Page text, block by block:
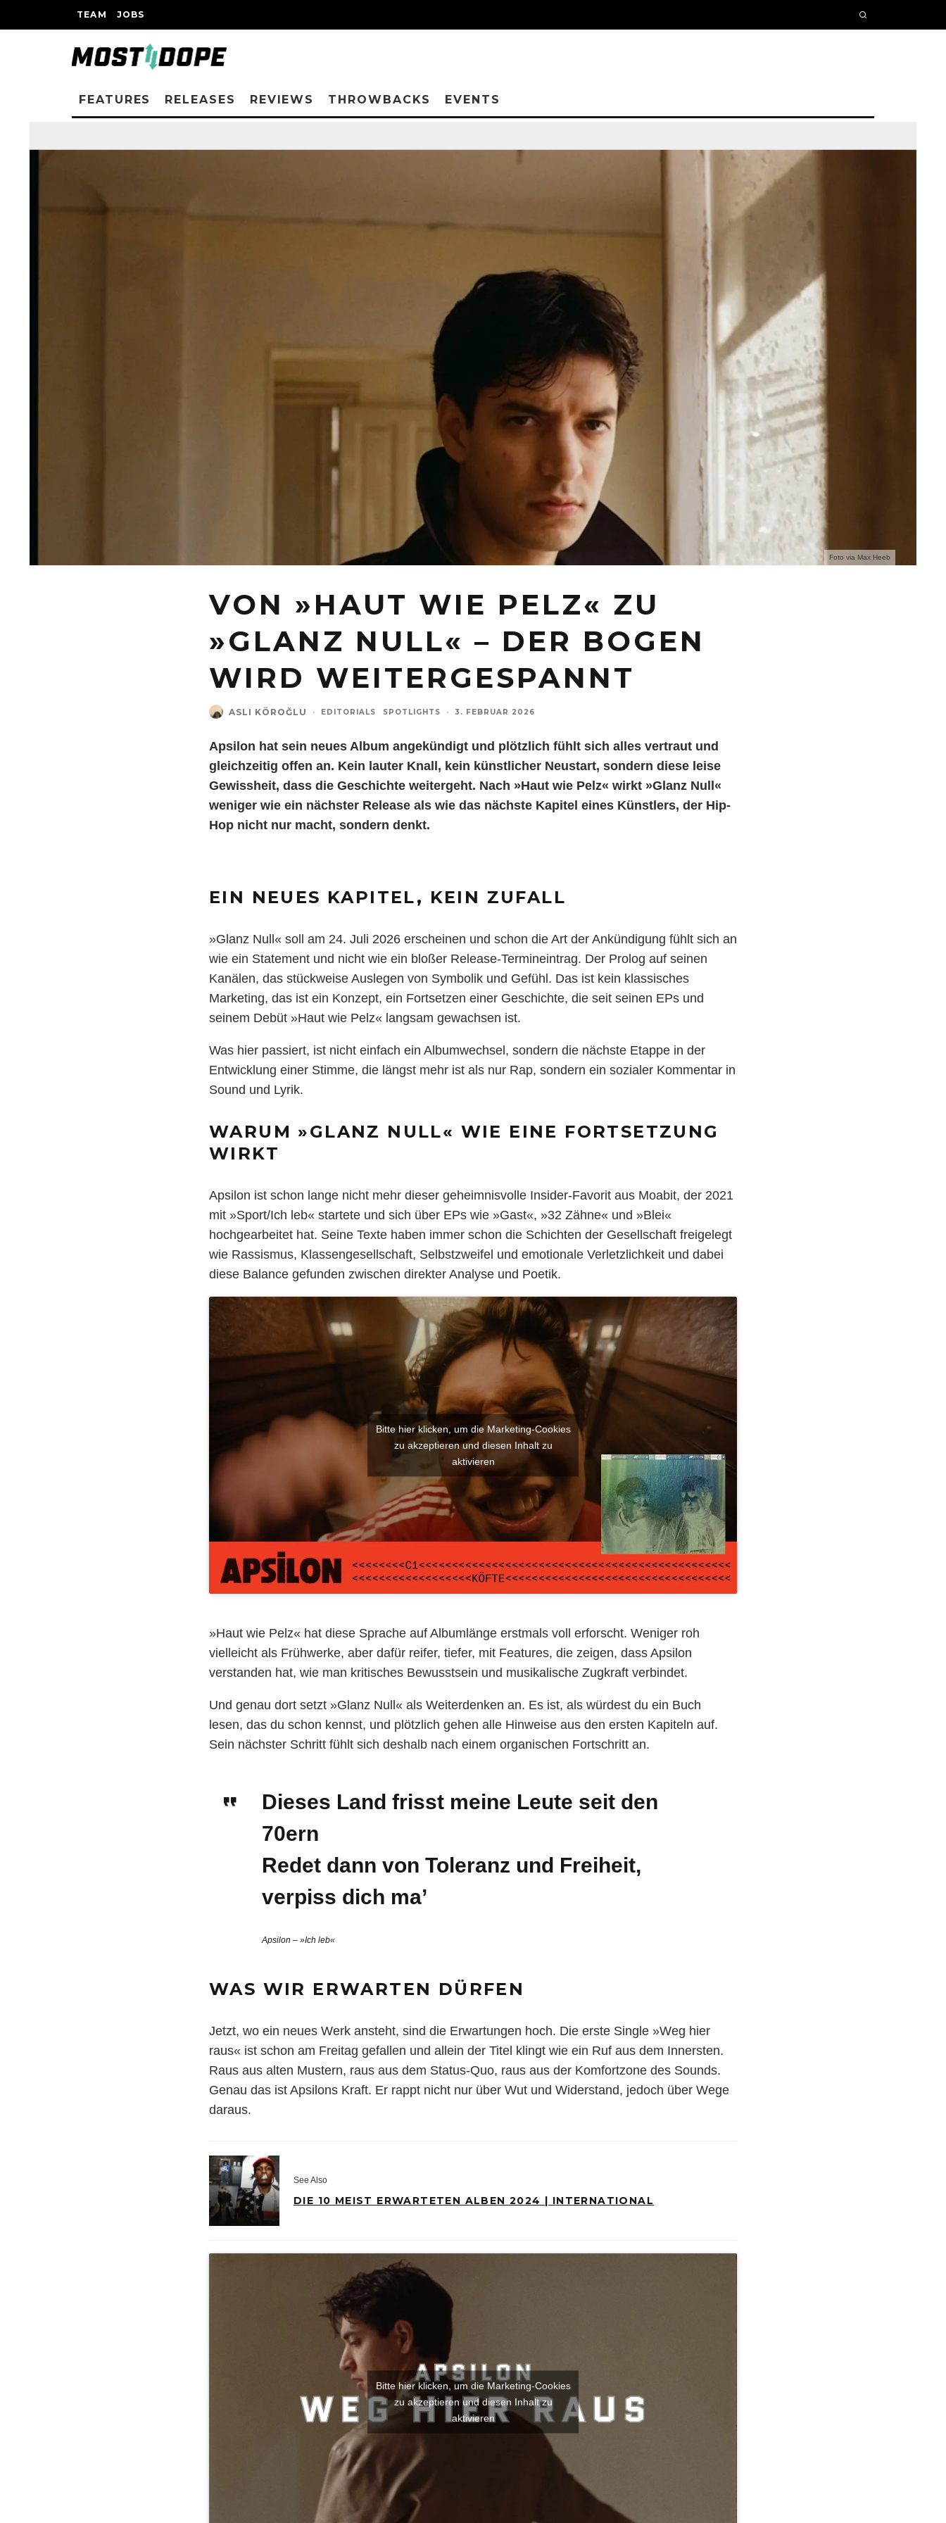
TEAM JOBS
FEATURES RELEASES REVIEWS THROWBACKS EVENTS
Foto via Max Heeb
VON »HAUT WIE PELZ« ZU
»GLANZ NULL« – DER BOGEN
WIRD WEITERGESPANNT
ASLI KÖROĞLU · EDITORIALS SPOTLIGHTS · 3. FEBRUAR 2026
Apsilon hat sein neues Album angekündigt und plötzlich fühlt sich alles vertraut und
gleichzeitig offen an. Kein lauter Knall, kein künstlicher Neustart, sondern diese leise
Gewissheit, dass die Geschichte weitergeht. Nach »Haut wie Pelz« wirkt »Glanz Null«
weniger wie ein nächster Release als wie das nächste Kapitel eines Künstlers, der Hip-
Hop nicht nur macht, sondern denkt.
EIN NEUES KAPITEL, KEIN ZUFALL
»Glanz Null« soll am 24. Juli 2026 erscheinen und schon die Art der Ankündigung fühlt sich an
wie ein Statement und nicht wie ein bloßer Release-Termineintrag. Der Prolog auf seinen
Kanälen, das stückweise Auslegen von Symbolik und Gefühl. Das ist kein klassisches
Marketing, das ist ein Konzept, ein Fortsetzen einer Geschichte, die seit seinen EPs und
seinem Debüt »Haut wie Pelz« langsam gewachsen ist.
Was hier passiert, ist nicht einfach ein Albumwechsel, sondern die nächste Etappe in der
Entwicklung einer Stimme, die längst mehr ist als nur Rap, sondern ein sozialer Kommentar in
Sound und Lyrik.
WARUM »GLANZ NULL« WIE EINE FORTSETZUNG
WIRKT
Apsilon ist schon lange nicht mehr dieser geheimnisvolle Insider-Favorit aus Moabit, der 2021
mit »Sport/Ich leb« startete und sich über EPs wie »Gast«, »32 Zähne« und »Blei«
hochgearbeitet hat. Seine Texte haben immer schon die Schichten der Gesellschaft freigelegt
wie Rassismus, Klassengesellschaft, Selbstzweifel und emotionale Verletzlichkeit und dabei
diese Balance gefunden zwischen direkter Analyse und Poetik.
Bitte hier klicken, um die Marketing-Cookies
zu akzeptieren und diesen Inhalt zu
aktivieren
»Haut wie Pelz« hat diese Sprache auf Albumlänge erstmals voll erforscht. Weniger roh
vielleicht als Frühwerke, aber dafür reifer, tiefer, mit Features, die zeigen, dass Apsilon
verstanden hat, wie man kritisches Bewusstsein und musikalische Zugkraft verbindet.
Und genau dort setzt »Glanz Null« als Weiterdenken an. Es ist, als würdest du ein Buch
lesen, das du schon kennst, und plötzlich gehen alle Hinweise aus den ersten Kapiteln auf.
Sein nächster Schritt fühlt sich deshalb nach einem organischen Fortschritt an.
Dieses Land frisst meine Leute seit den
70ern
Redet dann von Toleranz und Freiheit,
verpiss dich ma’
Apsilon – »Ich leb«
WAS WIR ERWARTEN DÜRFEN
Jetzt, wo ein neues Werk ansteht, sind die Erwartungen hoch. Die erste Single »Weg hier
raus« ist schon am Freitag gefallen und allein der Titel klingt wie ein Ruf aus dem Innersten.
Raus aus alten Mustern, raus aus dem Status-Quo, raus aus der Komfortzone des Sounds.
Genau das ist Apsilons Kraft. Er rappt nicht nur über Wut und Widerstand, jedoch über Wege
daraus.
See Also
DIE 10 MEIST ERWARTETEN ALBEN 2024 | INTERNATIONAL
Bitte hier klicken, um die Marketing-Cookies
zu akzeptieren und diesen Inhalt zu
aktivieren